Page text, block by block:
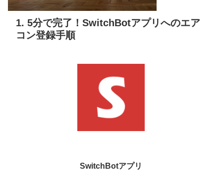
1. 5分で完了！SwitchBotアプリへのエア
コン登録手順
SwitchBotアプリ